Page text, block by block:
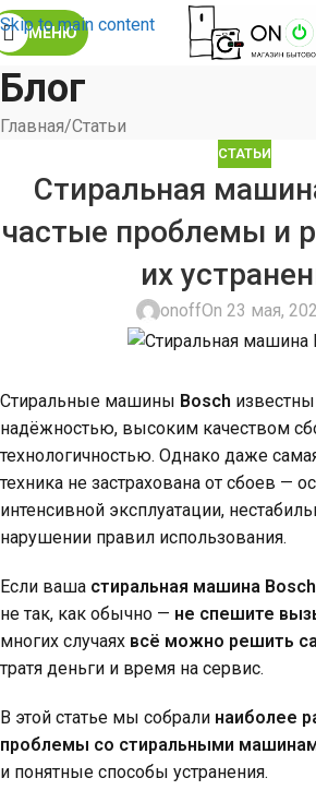
Skip to main content
МЕНЮ
Блог
Главная Статьи
СТАТЬИ
Стиральная
частые проблемы и
их
onoffOn 23 мая,
Стиральные машины Bosch
надёжностью, высоким качеством
технологичностью. Однако даже
техника не застрахована от сбоев —
интенсивной эксплуатации,
нарушении правил использования.
Если ваша стиральная машина Bosch
не так, как обычно — не спешите
многих случаях всё можно решить
тратя деньги и время на сервис.
В этой статье мы собрали наиболее
проблемы со стиральными
и понятные способы устранения.